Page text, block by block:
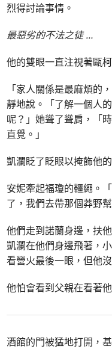
烈得討論事情。
最惡劣的不法之徒 …
他的雙眼一直注視著甌
「家人關係是最麻煩的
靜地說。「了解一個人
呢？」她聳了聳肩，「
直覺。」
凱瀾眨了眨眼以掩飾他
安妮牽起福瓊的韁繩。
了，我們去帶那個莽野
他們走到諾蘭身邊，扶
凱瀾在他們身邊飛著，
看營火最後一眼，但他
他怕會看到父親在看著
酒館的門被猛地打開，